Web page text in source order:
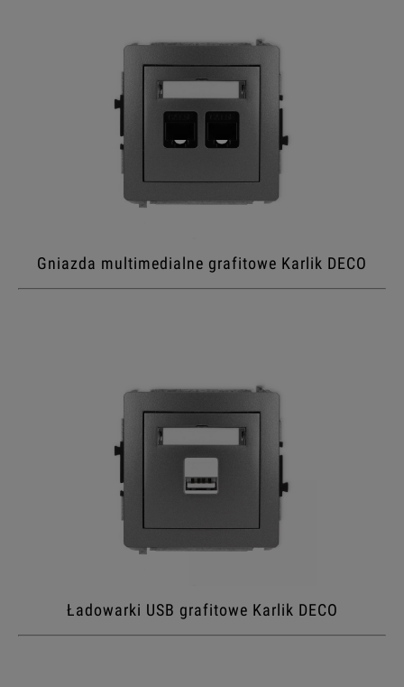
Gniazda multimedialne grafitowe Karlik DECO
Ładowarki USB grafitowe Karlik DECO